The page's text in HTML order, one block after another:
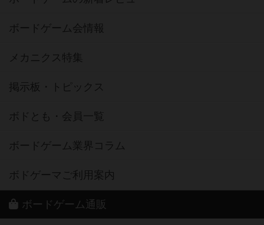
ボードゲーム会情報
メカニクス特集
掲示板・トピックス
ボドとも・会員一覧
ボードゲーム業界コラム
ボドゲーマご利用案内
ボードゲーム通販